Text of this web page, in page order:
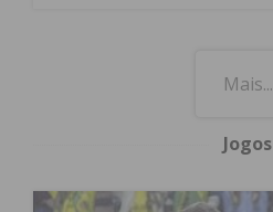
Mais...
Jogos